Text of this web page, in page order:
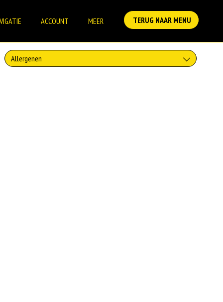
ACCOUNT MEER TERUG NAAR MENU
Allergenen